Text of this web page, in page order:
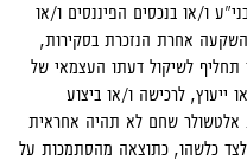
ו/או בנכסים הפיננסים ו/או
השקעה אחרת הנזכרת בסקירות,
תחליף לשיקול דעתו העצמאי של
לרכישה ו/או ביצוע
אלטשולר שחם לא תהיה אחראית
כלשהו, כתוצאה מהסתמכות על